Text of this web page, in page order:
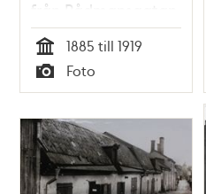
från Rådmansgatan
Tid
1885 till 1919
Typ
Foto